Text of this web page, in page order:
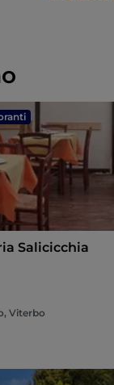
Salicicchia
Viterbo